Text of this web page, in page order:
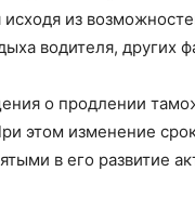
из
водителя, других
о продлении
этом изменение
в его развитие